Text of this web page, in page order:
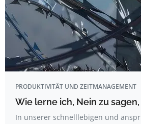
PRODUKTIVITÄT UND ZEITMANAGEMENT
Wie lerne ich, Nein zu
In unserer schnelllebigen und